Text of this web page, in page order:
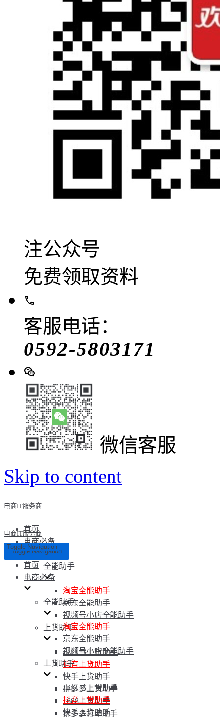
注公众号
免费领取资料
客服电话：
0592-5803171
微信客服
Skip to content
电商IT服务商
首页
电商必备
全能助手
淘宝全能助手
京东全能助手
视频号小店全能助手
上货助手
小红书上货助手
抖音上货助手
快手上货助手
拼多多上货助手
1688上货助手
拼多多打单助手
电商IT服务商
Toggle Navigation
Toggle Navigation
首页
电商必备
全能助手
淘宝全能助手
京东全能助手
视频号小店全能助手
上货助手
小红书上货助手
抖音上货助手
快手上货助手